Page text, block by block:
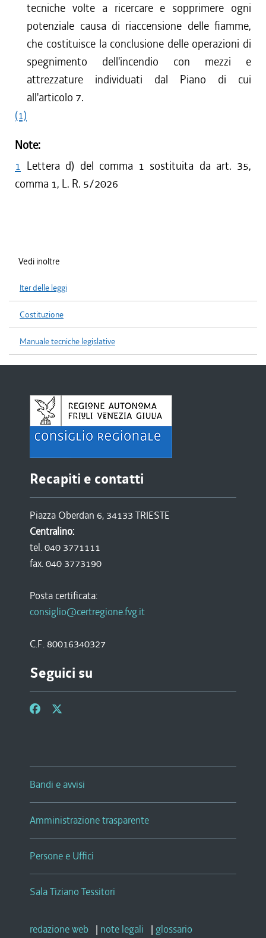
tecniche volte a ricercare e sopprimere ogni
potenziale causa di riaccensione delle fiamme,
che costituisce la conclusione delle operazioni di
spegnimento dell'incendio con mezzi e
attrezzature individuati dal Piano di cui
all'articolo 7.
(1)
Note:
1 Lettera d) del comma 1 sostituita da art. 35,
comma 1, L. R. 5/2026
Vedi inoltre
Iter delle leggi
Costituzione
Manuale tecniche legislative
Recapiti e contatti
Piazza Oberdan 6, 34133 TRIESTE
Centralino:
tel. 040 3771111
fax. 040 3773190
Posta certificata:
consiglio@certregione.fvg.it
C.F. 80016340327
Seguici su
Bandi e avvisi
Amministrazione trasparente
Persone e Uffici
Sala Tiziano Tessitori
redazione web | note legali | glossario